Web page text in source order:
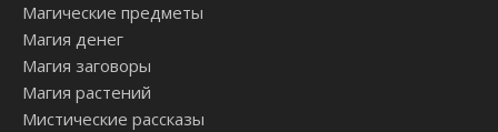
Магические предметы
Магия денег
Магия заговоры
Магия растений
Мистические рассказы